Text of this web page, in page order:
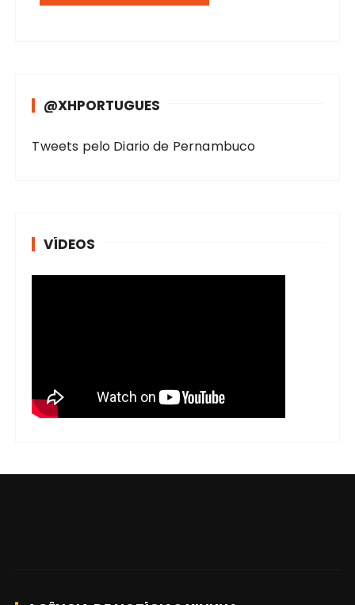
@XHPORTUGUES
Tweets pelo Diario de Pernambuco
VÍDEOS